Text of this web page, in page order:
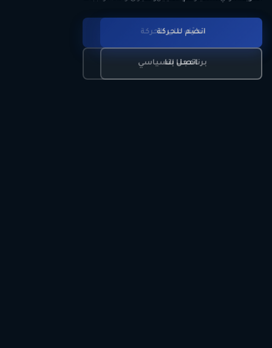
تعرّف على الحركة
برنامجنا السياسي
انضم للحركة
اتصل بنا